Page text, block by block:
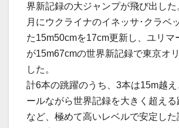
界新記録の大ジャンプが飛び出し
月にウクライナのイネッサ･クラベ
た15m50cmを17cm更新し、ユリマ
が15m67cmの世界新記録で東京オ
した。
計6本の跳躍のうち、3本は15m越
ールながら世界記録を大きく超える
など、極めて高いレベルで安定した